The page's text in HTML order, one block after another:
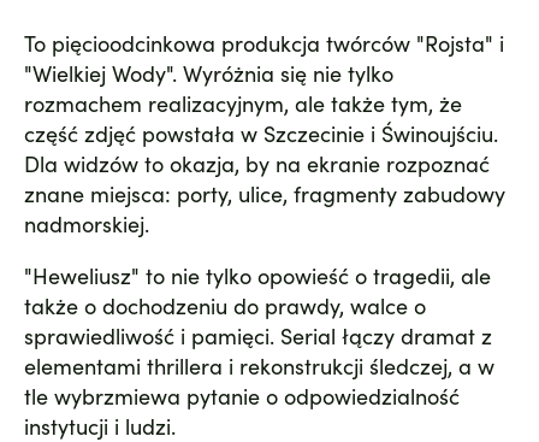
To pięcioodcinkowa produkcja twórców "Rojsta" i
"Wielkiej Wody". Wyróżnia się nie tylko
rozmachem realizacyjnym, ale także tym, że
część zdjęć powstała w Szczecinie i Świnoujściu.
Dla widzów to okazja, by na ekranie rozpoznać
znane miejsca: porty, ulice, fragmenty zabudowy
nadmorskiej.
"Heweliusz" to nie tylko opowieść o tragedii, ale
także o dochodzeniu do prawdy, walce o
sprawiedliwość i pamięci. Serial łączy dramat z
elementami thrillera i rekonstrukcji śledczej, a w
tle wybrzmiewa pytanie o odpowiedzialność
instytucji i ludzi.